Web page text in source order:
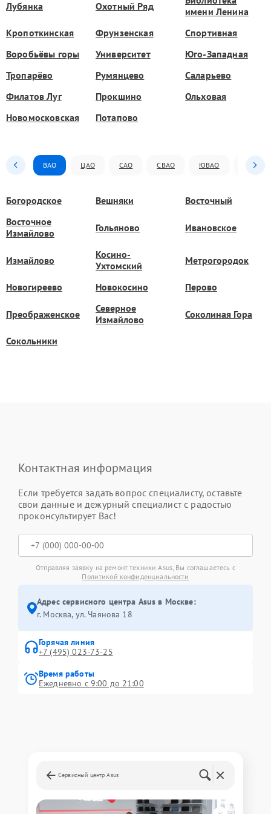
Лубянка Охотный Ряд
имени Ленина
Кропоткинская
Фрунзенская
Спортивная
Воробьёвы горы
Университет
Юго-Западная
Тропарёво
Румянцево
Саларьево
Филатов Луг
Прокшино
Ольховая
Новомосковская
Потапово
ВАО ЦАО САО СВАО ЮВАО ЮАО
Богородское Вешняки
Восточный
Восточное
Измайлово
Гольяново Ивановское
Измайлово
Косино-
Ухтомский
Метрогородок
Новогиреево Новокосино Перово
Преображенское
Северное
Измайлово
Соколиная Гора
Сокольники
Контактная информация
Если требуется задать вопрос специалисту, оставьте
свои данные и дежурный специалист с радостью
проконсультирует Вас!
Отправляя заявку на ремонт техники Asus, Вы соглашаетесь с
Политикой конфиденциальности
Адрес сервисного центра Asus в Москве:
г. Москва, ул. Чаянова 18
Горячая линия
+7 (495) 023-73-25
Время работы
Ежедневно с 9:00 до 21:00
Сервисный центр Asus